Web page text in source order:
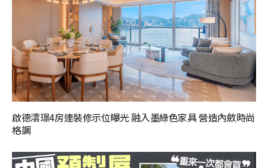
啟德澐璟4房連裝修示位曝光 融入墨綠色家具 營造內斂時尚
格調